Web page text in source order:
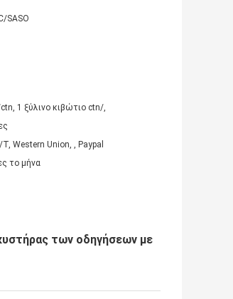
SASO
1 ξύλινο κιβώτιο ctn/,
Western Union, , Paypal
το μήνα
των οδηγήσεων με